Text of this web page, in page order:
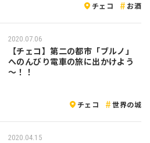
チェコ お酒
2020.07.06
【チェコ】第二の都市「ブルノ」
へのんびり電車の旅に出かけよう
～！！
チェコ 世界の城
2020.04.15